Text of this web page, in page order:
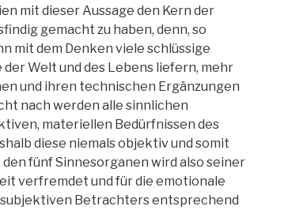
mit dieser Aussage den Kern der
gemacht zu haben, denn, so
mit dem Denken viele schlüssige
Welt und des Lebens liefern, mehr
und ihren technischen Ergänzungen
nach werden alle sinnlichen
materiellen Bedürfnissen des
diese niemals objektiv und somit
fünf Sinnesorganen wird also seiner
verfremdet und für die emotionale
Betrachters entsprechend